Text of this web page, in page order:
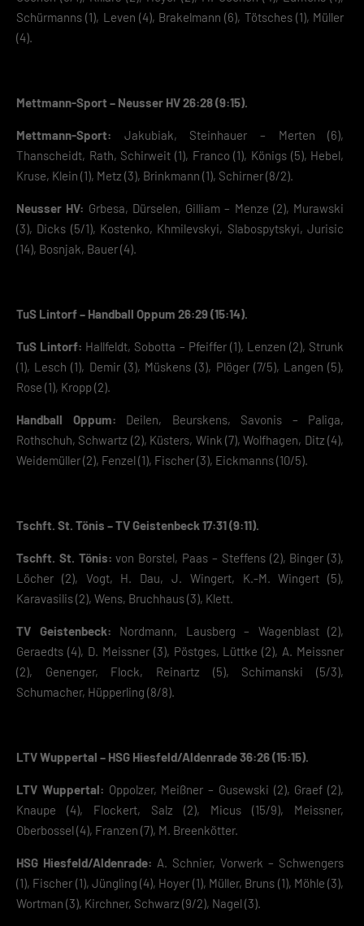
Schürmanns (1), Leven (4), Brakelmann (6), Tötsches (1), Müller
(4).
Mettmann-Sport – Neusser HV 26:28 (9:15).
Mettmann-Sport: Jakubiak, Steinhauer – Merten (6),
Thanscheidt, Rath, Schirweit (1), Franco (1), Königs (5), Hebel,
Kruse, Klein (1), Metz (3), Brinkmann (1), Schirner (8/2).
Neusser HV: Grbesa, Dürselen, Gilliam – Menze (2), Murawski
(3), Dicks (5/1), Kostenko, Khmilevskyi, Slabospytskyi, Jurisic
(14), Bosnjak, Bauer (4).
TuS Lintorf – Handball Oppum 26:29 (15:14).
TuS Lintorf: Hallfeldt, Sobotta – Pfeiffer (1), Lenzen (2), Strunk
(1), Lesch (1), Demir (3), Müskens (3), Plöger (7/5), Langen (5),
Rose (1), Kropp (2).
Handball Oppum: Deilen, Beurskens, Savonis – Paliga,
Rothschuh, Schwartz (2), Küsters, Wink (7), Wolfhagen, Ditz (4),
Weidemüller (2), Fenzel (1), Fischer (3), Eickmanns (10/5).
Tschft. St. Tönis – TV Geistenbeck 17:31 (9:11).
Tschft. St. Tönis: von Borstel, Paas – Steffens (2), Binger (3),
Löcher (2), Vogt, H. Dau, J. Wingert, K.-M. Wingert (5),
Karavasilis (2), Wens, Bruchhaus (3), Klett.
TV Geistenbeck: Nordmann, Lausberg – Wagenblast (2),
Geraedts (4), D. Meissner (3), Pöstges, Lüttke (2), A. Meissner
(2), Genenger, Flock, Reinartz (5), Schimanski (5/3),
Schumacher, Hüpperling (8/8).
LTV Wuppertal – HSG Hiesfeld/Aldenrade 36:26 (15:15).
LTV Wuppertal: Oppolzer, Meißner – Gusewski (2), Graef (2),
Knaupe (4), Flockert, Salz (2), Micus (15/9), Meissner,
Oberbossel (4), Franzen (7), M. Breenkötter.
HSG Hiesfeld/Aldenrade: A. Schnier, Vorwerk – Schwengers
(1), Fischer (1), Jüngling (4), Hoyer (1), Müller, Bruns (1), Möhle (3),
Wortman (3), Kirchner, Schwarz (9/2), Nagel (3).